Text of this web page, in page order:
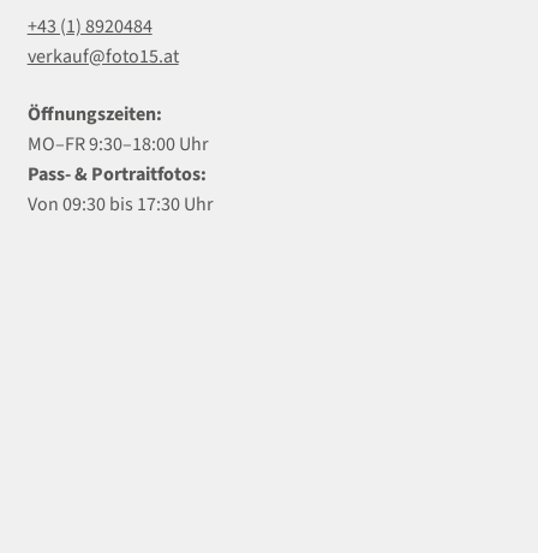
+43 (1) 8920484
verkauf@foto15.at
Öffnungszeiten:
MO–FR 9:30–18:00 Uhr
Pass- & Portraitfotos:
Von 09:30 bis 17:30 Uhr